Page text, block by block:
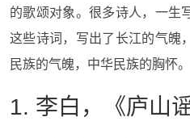
的歌颂对象。很多诗人，一生
这些诗词，写出了长江的气魄
民族的气魄，中华民族的胸怀。
1. 李白，《庐山